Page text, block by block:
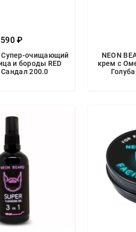
590 ₽
Супер-очищающий
и бороды RED
Сандал 200.0
NEON
крем с